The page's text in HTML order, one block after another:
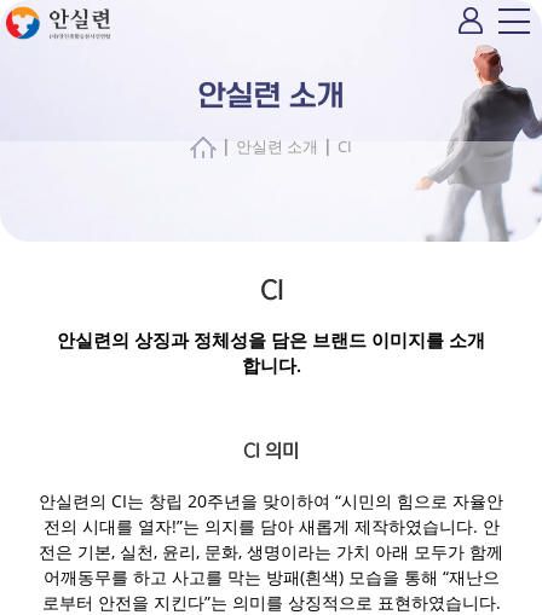
안실련 소개
| 안실련 소개 | CI
CI
안실련의 상징과 정체성을 담은 브랜드 이미지를 소개
합니다.
CI 의미
안실련의 CI는 창립 20주년을 맞이하여 “시민의 힘으로 자율안
전의 시대를 열자!”는 의지를 담아 새롭게 제작하였습니다. 안
전은 기본, 실천, 윤리, 문화, 생명이라는 가치 아래 모두가 함께
어깨동무를 하고 사고를 막는 방패(흰색) 모습을 통해 “재난으
로부터 안전을 지킨다”는 의미를 상징적으로 표현하였습니다.